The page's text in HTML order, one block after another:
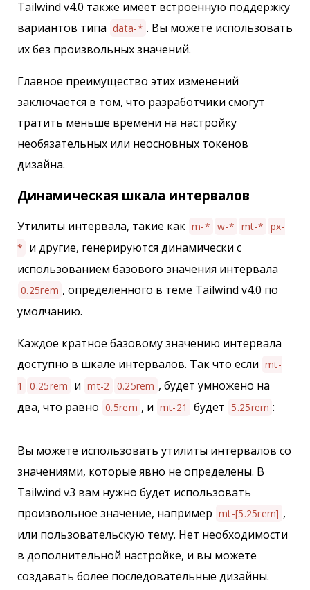
Tailwind v4.0 также имеет встроенную поддержку
вариантов типа data-* . Вы можете использовать
их без произвольных значений.
Главное преимущество этих изменений
заключается в том, что разработчики смогут
тратить меньше времени на настройку
необязательных или неосновных токенов
дизайна.
Динамическая шкала интервалов
Утилиты интервала, такие как m-* w-* mt-* px-
* и другие, генерируются динамически с
использованием базового значения интервала
0.25rem , определенного в теме Tailwind v4.0 по
умолчанию.
Каждое кратное базовому значению интервала
доступно в шкале интервалов. Так что если mt-
1
0.25rem и mt-2 0.25rem , будет умножено на
два, что равно 0.5rem , и mt-21 будет 5.25rem :
Вы можете использовать утилиты интервалов со
значениями, которые явно не определены. В
Tailwind v3 вам нужно будет использовать
произвольное значение, например mt-[5.25rem] ,
или пользовательскую тему. Нет необходимости
в дополнительной настройке, и вы можете
создавать более последовательные дизайны.